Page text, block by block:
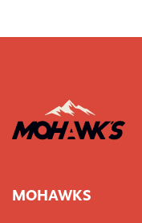
MOHAWKS